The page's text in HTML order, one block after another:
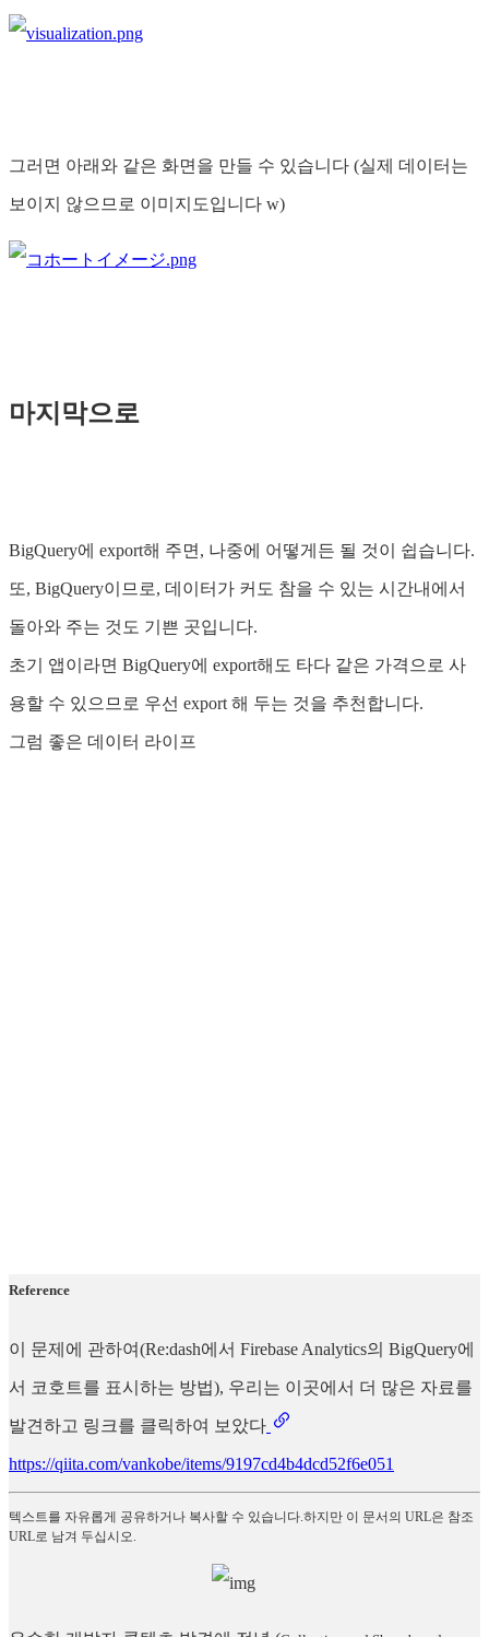
그러면 아래와 같은 화면을 만들 수 있습니다 (실제 데이터는
보이지 않으므로 이미지도입니다 w)
마지막으로
BigQuery에 export해 주면, 나중에 어떻게든 될 것이 쉽습니다.
또, BigQuery이므로, 데이터가 커도 참을 수 있는 시간내에서
돌아와 주는 것도 기쁜 곳입니다.
초기 앱이라면 BigQuery에 export해도 타다 같은 가격으로 사
용할 수 있으므로 우선 export 해 두는 것을 추천합니다.
그럼 좋은 데이터 라이프
Reference
이 문제에 관하여(Re:dash에서 Firebase Analytics의 BigQuery에
서 코호트를 표시하는 방법), 우리는 이곳에서 더 많은 자료를
발견하고 링크를 클릭하여 보았다
https://qiita.com/vankobe/items/9197cd4b4dcd52f6e051
텍스트를 자유롭게 공유하거나 복사할 수 있습니다.하지만 이 문서의 URL은 참조
URL로 남겨 두십시오.